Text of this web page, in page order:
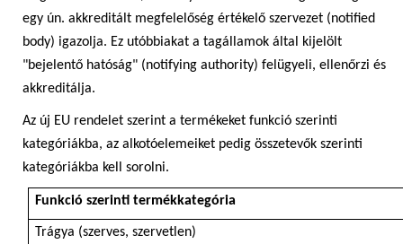
egy ún. akkreditált megfelelőség értékelő szervezet (notified
body) igazolja. Ez utóbbiakat a tagállamok által kijelölt
"bejelentő hatóság" (notifying authority) felügyeli, ellenőrzi és
akkreditálja.
Az új EU rendelet szerint a termékeket funkció szerinti
kategóriákba, az alkotóelemeiket pedig összetevők szerinti
kategóriákba kell sorolni.
Funkció szerinti termékkategória
Trágya (szerves, szervetlen)